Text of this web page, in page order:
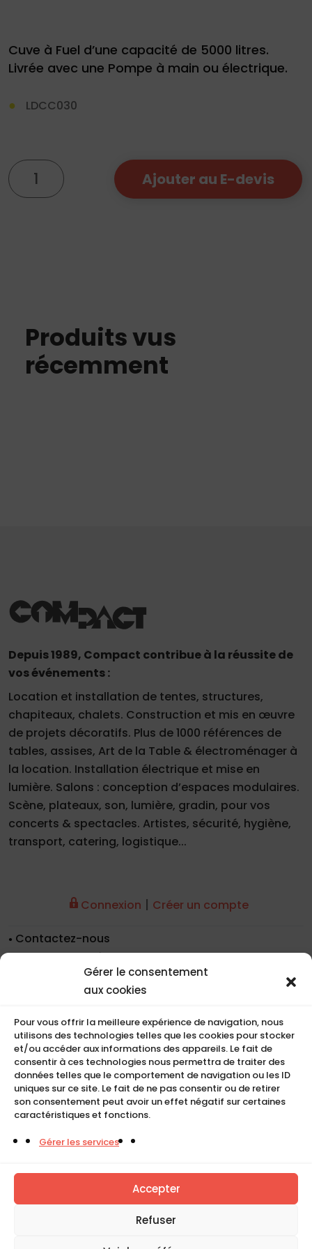
Gérer le consentement
aux cookies
Pour vous offrir la meilleure expérience de navigation, nous
utilisons des technologies telles que les cookies pour stocker
et/ou accéder aux informations des appareils. Le fait de
consentir à ces technologies nous permettra de traiter des
données telles que le comportement de navigation ou les ID
uniques sur ce site. Le fait de ne pas consentir ou de retirer
son consentement peut avoir un effet négatif sur certaines
caractéristiques et fonctions.
Gérer les services
Accepter
Refuser
Cuve à Fuel d’une capacité de 5000 litres.
Livrée avec une Pompe à main ou électrique.
LDCC030
quantité
de
Ajouter au E-devis
Produits vus
récemment
Depuis 1989, Compact contribue à la réussite de
vos événements :
Location et installation de tentes, structures,
chapiteaux, chalets. Construction et mis en œuvre
de projets décoratifs. Plus de 1000 références de
tables, assises, Art de la Table & électroménager à
la location. Installation électrique et mise en
lumière. Salons : conception d’espaces modulaires.
Scène, plateaux, son, lumière, gradin, pour vos
concerts & spectacles. Artistes, sécurité, hygiène,
transport, catering, logistique...
Connexion | Créer un compte
Contactez-nous
Nos coordonnées
Nos références
Recrutement
CGU
Mentions légales
Politique de cookies (UE)
COMPACT
5, Rue Ambroise Croizat
95195 BP30523
Goussainville Cedex Val d’Oise France.
Demande
01
34